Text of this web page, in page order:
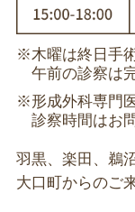
※木曜は終日手
午前の診察は
※形成外科専門
診察時間はお
羽黒、楽田、鵜
大口町からのご